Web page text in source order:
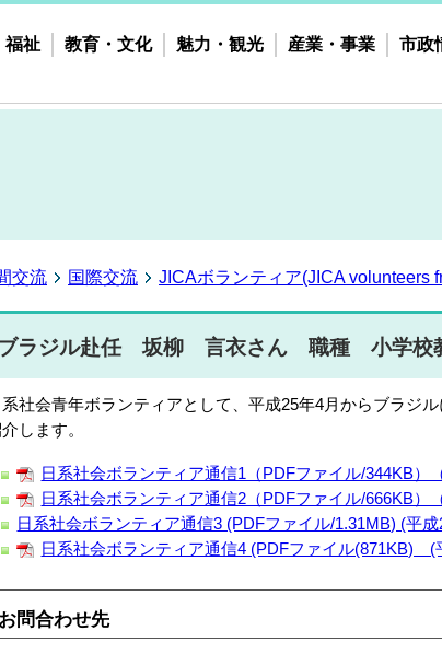
福祉 教育・文化 魅力・観光 産業・事業 市政
交流 国際交流 JICAボランティア(JICA volunteers
ラジル赴任 坂柳 言衣さん 職種 小学校
系社会青年ボランティアとして、平成25年4月からブラジ
します。
日系社会ボランティア通信1（PDFファイル/344KB）
日系社会ボランティア通信2（PDFファイル/666KB）
日系社会ボランティア通信3 (PDFファイル/1.31MB) (平成
日系社会ボランティア通信4 (PDFファイル(871KB) (
お問合わせ先